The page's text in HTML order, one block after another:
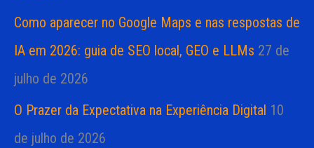
Como aparecer no Google Maps e nas respostas de
IA em 2026: guia de SEO local, GEO e LLMs 27 de
julho de 2026
O Prazer da Expectativa na Experiência Digital 10
de julho de 2026